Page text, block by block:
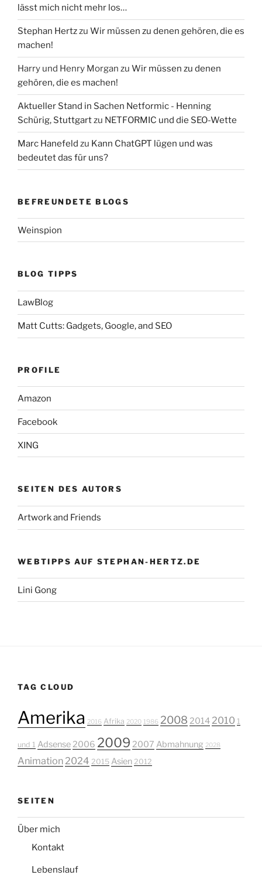
lässt mich nicht mehr los…
Stephan Hertzzu Wir müssen zu denen gehören, die es
machen!
Harry und Henry Morgan zu Wir müssen zu denen
gehören, die es machen!
Aktueller Stand in Sachen Netformic - Henning
Schürig, Stuttgartzu NETFORMIC und die SEO-Wette
Marc Hanefeld zu Kann ChatGPT lügen und was
bedeutet das für uns?
BEFREUNDETE BLOGS
Weinspion
BLOG TIPPS
LawBlog
Matt Cutts: Gadgets, Google, and SEO
PROFILE
Amazon
Facebook
XING
SEITEN DES AUTORS
Artwork and Friends
WEBTIPPS AUF STEPHAN-HERTZ.DE
Lini Gong
TAG CLOUD
Amerika 2016 Afrika 2020 1986 2008 2014 2010 1
und 1 Adsense2006 2009 2007 Abmahnung 2028
Animation 2024 2015 Asien 2012
SEITEN
Über mich
Kontakt
Lebenslauf